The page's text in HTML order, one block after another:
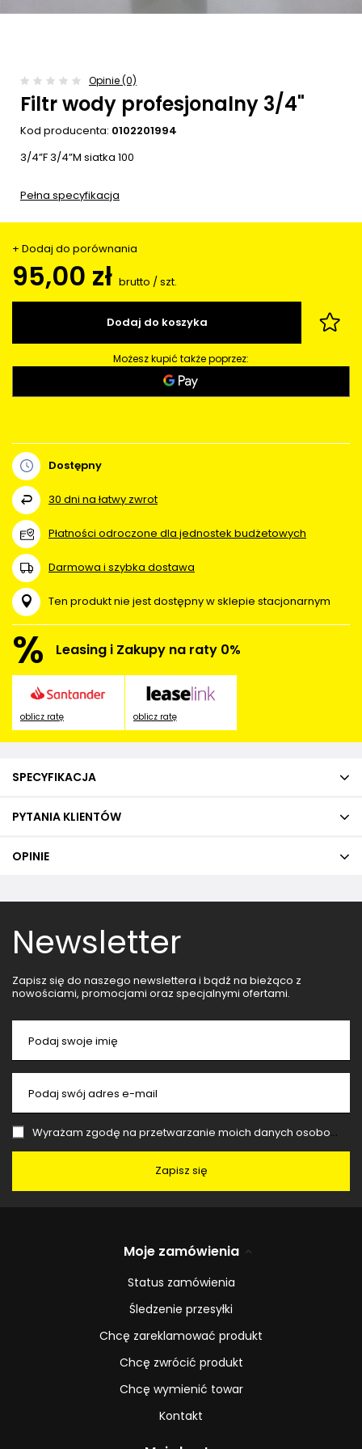
Opinie (0)
Filtr wody profesjonalny 3/4"
Kod producenta: 0102201994
3/4”F 3/4”M siatka 100
Pełna specyfikacja
+ Dodaj do porównania
95,00 zł brutto /szt.
Dodaj do koszyka
Możesz kupić także poprzez:
Dostępny
30 dni na łatwy zwrot
Płatności odroczone dla jednostek budżetowych
Darmowa i szybka dostawa
Ten produkt nie jest dostępny w sklepie stacjonarnym
% Leasing i Zakupy na raty 0%
oblicz ratę oblicz ratę
SPECYFIKACJA
PYTANIA KLIENTÓW
OPINIE
Newsletter
Zapisz się do naszego newslettera i bądź na bieżąco z
nowościami, promocjami oraz specjalnymi ofertami.
Podaj swoje imię
Podaj swój adres e-mail
Wyrażam zgodę na przetwarzanie moich danych osobowych (adres e-mail) na potrzeby wysyłki newslettera z informacją handlową (marketing). Więcej w
Zapisz się
Moje zamówienia
Status zamówienia
Śledzenie przesyłki
Chcę zareklamować produkt
Chcę zwrócić produkt
Chcę wymienić towar
Kontakt